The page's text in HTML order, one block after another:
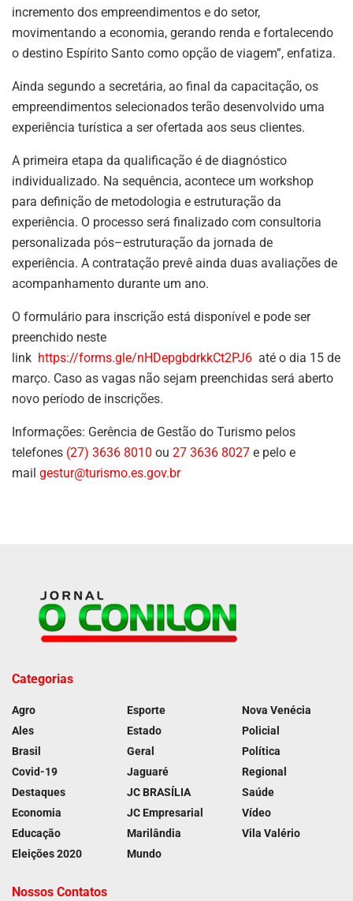
incremento dos empreendimentos e do setor,
movimentando a economia, gerando renda e fortalecendo
o destino Espírito Santo como opção de viagem”, enfatiza.
Ainda segundo a secretária, ao final da capacitação, os
empreendimentos selecionados terão desenvolvido uma
experiência turística a ser ofertada aos seus clientes.
A primeira etapa da qualificação é de diagnóstico
individualizado. Na sequência, acontece um workshop
para definição de metodologia e estruturação da
experiência. O processo será finalizado com consultoria
personalizada pós–estruturação da jornada de
experiência. A contratação prevê ainda duas avaliações de
acompanhamento durante um ano.
O formulário para inscrição está disponível e pode ser
preenchido neste
link https://forms.gle/nHDepgbdrkkCt2PJ6 até o dia 15 de
março. Caso as vagas não sejam preenchidas será aberto
novo período de inscrições.
Informações: Gerência de Gestão do Turismo pelos
telefones (27) 3636 8010 ou 27 3636 8027 e pelo e
mail gestur@turismo.es.gov.br
Categorias
Agro
Ales
Brasil
Covid-19
Destaques
Economia
Educação
Eleições 2020
Esporte
Estado
Geral
Jaguaré
JC BRASÍLIA
JC Empresarial
Marilândia
Mundo
Nova Venécia
Policial
Política
Regional
Saúde
Vídeo
Vila Valério
Nossos Contatos